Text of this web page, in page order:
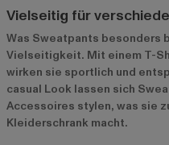
Vielseitig für
Was Sweatpants besonders
Vielseitigkeit. Mit einem T-
wirken sie sportlich und
casual Look lassen sich
Accessoires stylen, was sie
Kleiderschrank macht.